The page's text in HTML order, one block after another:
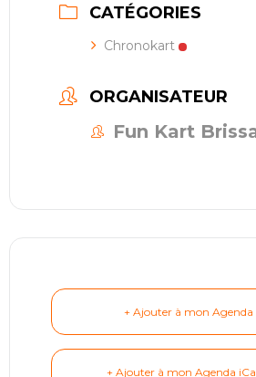
CATÉGORIES
Chronokart
ORGANISATEUR
Fun Kart
+ Ajouter à mon Agenda
+ Ajouter à mon Agenda